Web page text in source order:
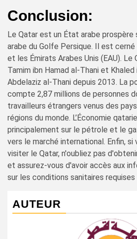
Conclusion:
Le Qatar est un État arabe prospère
arabe du Golfe Persique. Il est cerné
et les Émirats Arabes Unis (EAU). Le
Tamim ibn Hamad al-Thani et Khaled
Abdelaziz al-Thani depuis 2013. La
compte 2,87 millions de personnes
travailleurs étrangers venus des
régions du monde. L’Économie
principalement sur le pétrole et le
vers le marché international. Enfin, si
visiter le Qatar, n'oubliez pas
et assurez-vous d'avoir accès aux
sur les conditions sanitaires
AUTEUR